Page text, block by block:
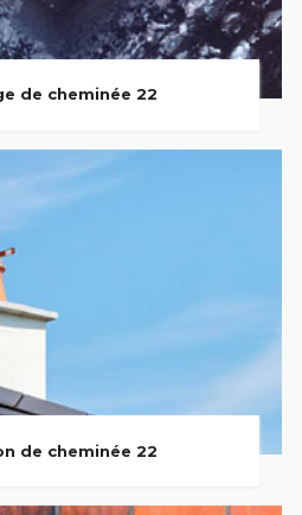
de cheminée 22
de cheminée 22